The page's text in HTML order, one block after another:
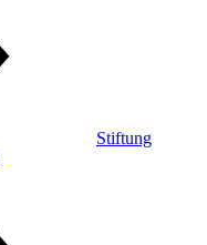
Stiftung